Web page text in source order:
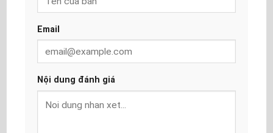
Email
Nội dung đánh giá